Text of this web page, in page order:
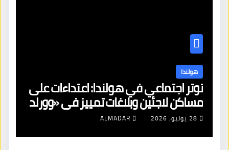
هولندا
توتر اجتماعي في هولندا: اعتداءات على
مساكن لاجئين وبلاغات تمييز في «وورلد
برايد»
28 يوليو، 2026 ALMADAR